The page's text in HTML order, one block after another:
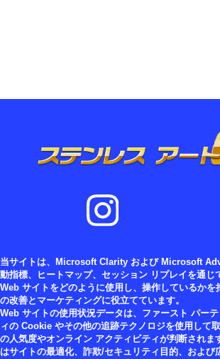
当サイトは、Microsoft Clarity および Microsoft
動指標、ヒートマップ、セッション リプレイを通じ
Web サイトをどのように使用し、操作しているかを
の改善とマーケティングに役立てています。
Web サイトの使用状況データは、ファースト パー
ィの Cookie やその他の追跡テクノロジを使用して
の人気度やオンライン アクティビティが判断されま
はサイトの最適化、詐欺/セキュリティ目的、および